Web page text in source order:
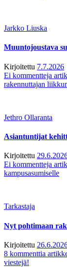
Jarkko Liuska
Muuntojoustava
Kirjoitettu 7.7.2026
Ei kommentteja
rakennuttajan
Jethro Ollaranta
Asiantuntijat
Kirjoitettu
Ei kommentteja
kampusasumiselle
Tarkastaja
Nyt pohtimaan
Kirjoitettu
8 kommenttia
viestejä!